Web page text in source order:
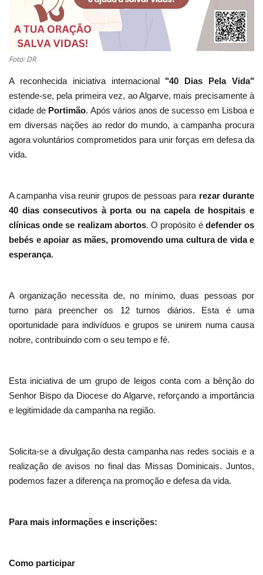
Foto: DR
A reconhecida iniciativa internacional "40 Dias Pela Vida"
estende-se, pela primeira vez, ao Algarve, mais precisamente à
cidade de Portimão. Após vários anos de sucesso em Lisboa e
em diversas nações ao redor do mundo, a campanha procura
agora voluntários comprometidos para unir forças em defesa da
vida.
A campanha visa reunir grupos de pessoas para rezar durante
40 dias consecutivos à porta ou na capela de hospitais e
clínicas onde se realizam abortos. O propósito é defender os
bebés e apoiar as mães, promovendo uma cultura de vida e
esperança.
A organização necessita de, no mínimo, duas pessoas por
turno para preencher os 12 turnos diários. Esta é uma
oportunidade para indivíduos e grupos se unirem numa causa
nobre, contribuindo com o seu tempo e fé.
Esta iniciativa de um grupo de leigos conta com a bênção do
Senhor Bispo da Diocese do Algarve, reforçando a importância
e legitimidade da campanha na região.
Solicita-se a divulgação desta campanha nas redes sociais e a
realização de avisos no final das Missas Dominicais. Juntos,
podemos fazer a diferença na promoção e defesa da vida.
Para mais informações e inscrições:
Como participar